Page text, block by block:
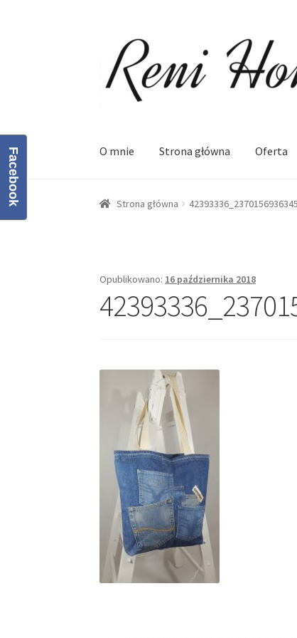
Przejdź
nawigacji
Przejdź
treści
O mnie Strona główna Oferta
Strona główna KontaktKoszykMoje
Strona główna
Opublikowano: 16 października 2018
Facebook